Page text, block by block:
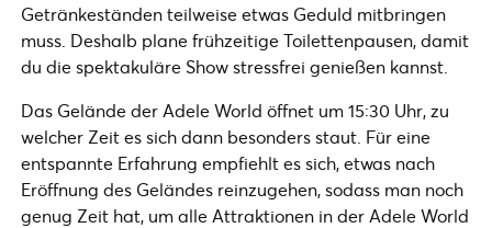
Getränkeständen teilweise etwas Geduld mitbringen
muss. Deshalb plane frühzeitige Toilettenpausen, damit
du die spektakuläre Show stressfrei genießen kannst.
Das Gelände der Adele World öffnet um 15:30 Uhr, zu
welcher Zeit es sich dann besonders staut. Für eine
entspannte Erfahrung empfiehlt es sich, etwas nach
Eröffnung des Geländes reinzugehen, sodass man noch
genug Zeit hat, um alle Attraktionen in der Adele World